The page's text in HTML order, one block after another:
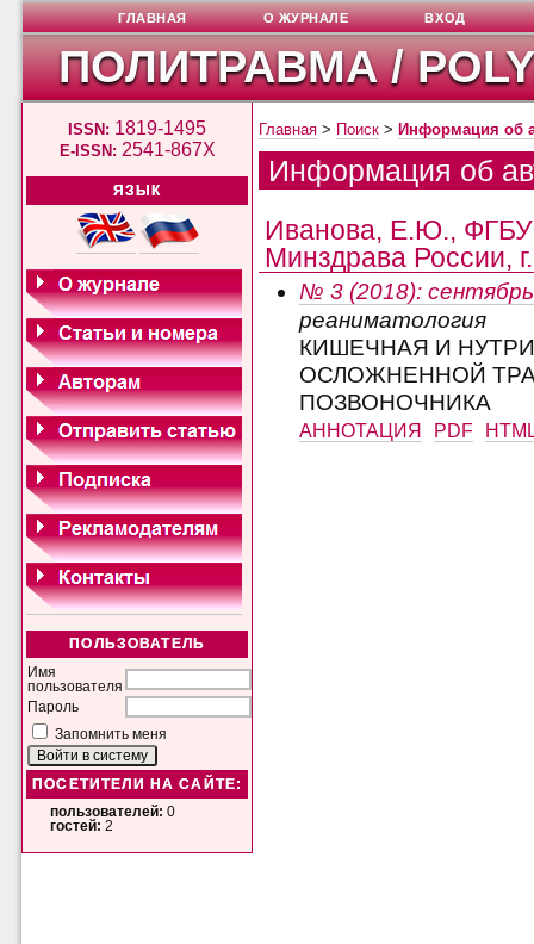
ПОЛИТРАВМА /
ISSN: 1819-1495
E-ISSN: 2541-867X
ЯЗЫК
ПОЛЬЗОВАТЕЛЬ
Имя
пользователя
Пароль
Запомнить меня
ПОСЕТИТЕЛИ НА САЙТЕ:
пользователей: 0
гостей: 2
ГЛАВНАЯ О ЖУРНАЛЕ ВХОД
Главная > Поиск > Информация об
Информация об
Иванова, Е.Ю.,
Минздрава России,
№ 3 (2018): сентябрь
реаниматология
КИШЕЧНАЯ И
ОСЛОЖНЕННОЙ
ПОЗВОНОЧНИКА
АННОТАЦИЯ PDF